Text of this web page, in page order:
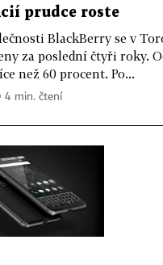
prudce roste
BlackBerry se v
za poslední čtyři roky.
než 60 procent. Po...
4 min. čtení